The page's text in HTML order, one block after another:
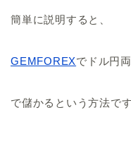
簡単に説明すると、
GEMFOREXでドル円
で儲かるという方法です